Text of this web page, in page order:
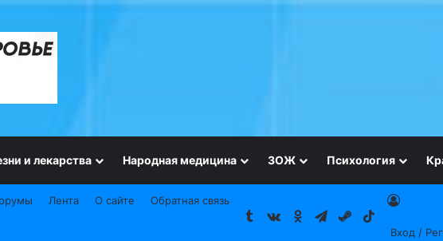
и лекарства Народная медицина ЗОЖ Психология
Лента О сайте Обратная связь
Tumblrvk.comОдноклассники
Telegram
Steam
Вход /